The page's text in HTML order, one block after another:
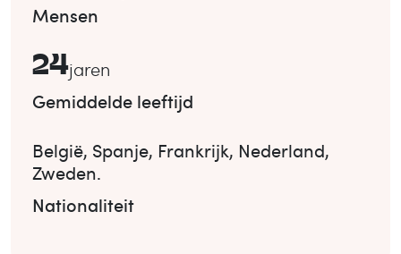
Mensen
24jaren
Gemiddelde leeftijd
België, Spanje, Frankrijk, Nederland,
Zweden.
Nationaliteit